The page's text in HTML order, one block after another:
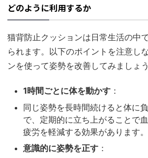
どのように利用するか
猫背防止クッションは日常生活の中
られます。以下のポイントを注意し
ンを使って姿勢を改善してみましょう
1時間ごとに体を動かす ：
同じ姿勢を長時間続けると体に
で、定期的に立ち上がることで
疲労を軽減する効果があります。
意識的に姿勢を正す ：